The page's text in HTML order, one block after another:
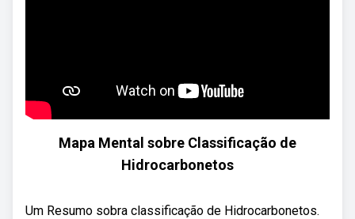
Mapa Mental sobre Classificação de
Hidrocarbonetos
Um Resumo sobra classificação de Hidrocarbonetos.